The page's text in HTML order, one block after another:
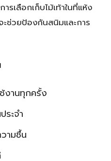
รเลือกเก็บไม้เท้าในที่แห้ง
ช่วยป้องกันสนิมและการ
งานทุกครั้ง
ระจำ
ามชื้น